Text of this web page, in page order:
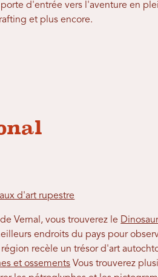
d'entrée vers l'aventure en
et plus encore.
d'art rupestre
Vernal, vous trouverez le
endroits du pays pour
recèle un trésor d'art
et ossements Vous trouverez